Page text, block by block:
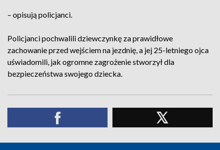
– opisują policjanci.
Policjanci pochwalili dziewczynkę za prawidłowe
zachowanie przed wejściem na jezdnię, a jej 25-letniego ojca
uświadomili, jak ogromne zagrożenie stworzył dla
bezpieczeństwa swojego dziecka.